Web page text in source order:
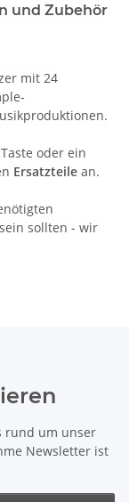
und Zubehör
mit 24
oder ein
Ersatzteile an.
sollten - wir
rund um unser
Newsletter ist